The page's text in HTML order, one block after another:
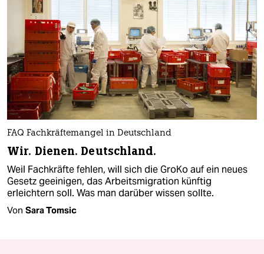
FAQ Fachkräftemangel in Deutschland
Wir. Dienen. Deutschland.
Weil Fachkräfte fehlen, will sich die GroKo auf ein neues
Gesetz geeinigen, das Arbeitsmigration künftig
erleichtern soll. Was man darüber wissen sollte.
Von Sara Tomsic